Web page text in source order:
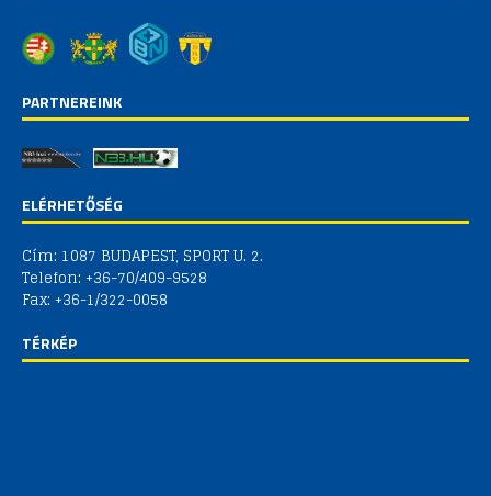
PARTNEREINK
ELÉRHETŐSÉG
Cím: 1087 BUDAPEST, SPORT U. 2.
Telefon: +36-70/409-9528
Fax: +36-1/322-0058
TÉRKÉP